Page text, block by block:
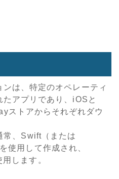
は、特定のオペレーティ
アプリであり、iOSと
ストアからそれぞれダウ
、Swift（または
使用して作成され、
します。